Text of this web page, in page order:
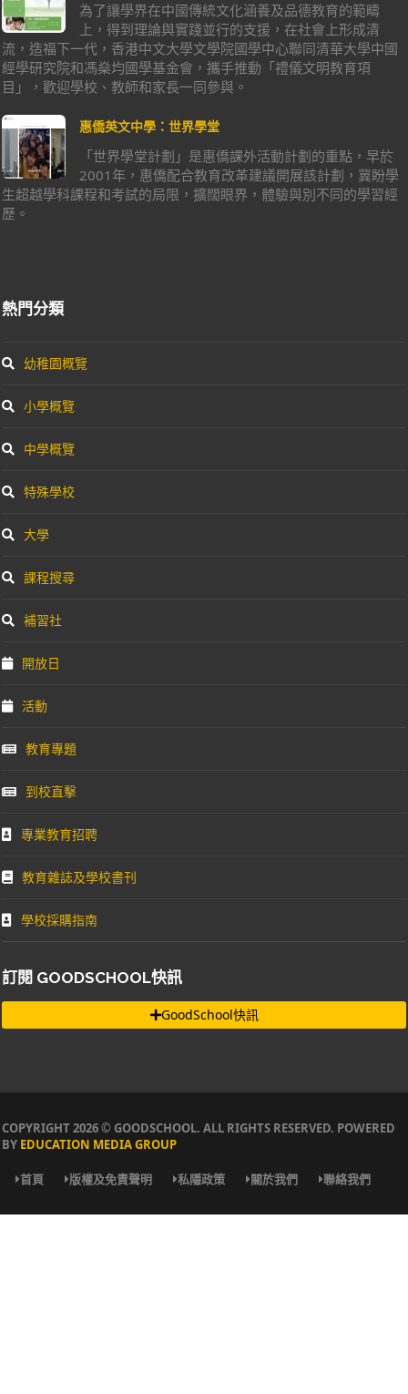
為了讓學界在中國傳統文化涵養及品德教育的範疇
上，得到理論與實踐並行的支援，在社會上形成清
流，造福下一代，香港中文大學文學院國學中心聯同清華大學中國
經學研究院和馮燊均國學基金會，攜手推動「禮儀文明教育項
目」，歡迎學校、教師和家長一同參與。
惠僑英文中學：世界學堂
「世界學堂計劃」是惠僑課外活動計劃的重點，早於
2001年，惠僑配合教育改革建議開展該計劃，冀盼學
生超越學科課程和考試的局限，擴闊眼界，體驗與別不同的學習經
歷。
熱門分類
幼稚園概覽
小學概覽
中學概覽
特殊學校
大學
課程搜尋
補習社
開放日
活動
教育專題
到校直擊
專業教育招聘
教育雜誌及學校書刊
學校採購指南
訂閱 GOODSCHOOL快訊
GoodSchool快訊
COPYRIGHT 2026 © GOODSCHOOL. ALL RIGHTS RESERVED. POWERED
BY EDUCATION MEDIA GROUP
首頁 版權及免責聲明 私隱政策 關於我們 聯絡我們